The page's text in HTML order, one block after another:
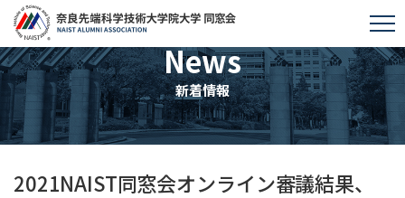
News
新着情報
2021NAIST同窓会オンライン審議結果、